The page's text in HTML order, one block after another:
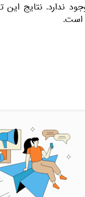
ندارد. نتایج این